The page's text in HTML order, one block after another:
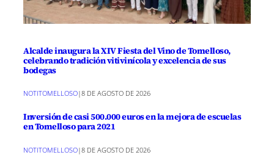
Alcalde inaugura la XIV Fiesta del Vino de Tomelloso,
celebrando tradición vitivinícola y excelencia de sus
bodegas
NOTITOMELLOSO|8 DE AGOSTO DE 2026
Inversión de casi 500.000 euros en la mejora de escuelas
en Tomelloso para 2021
NOTITOMELLOSO|8 DE AGOSTO DE 2026